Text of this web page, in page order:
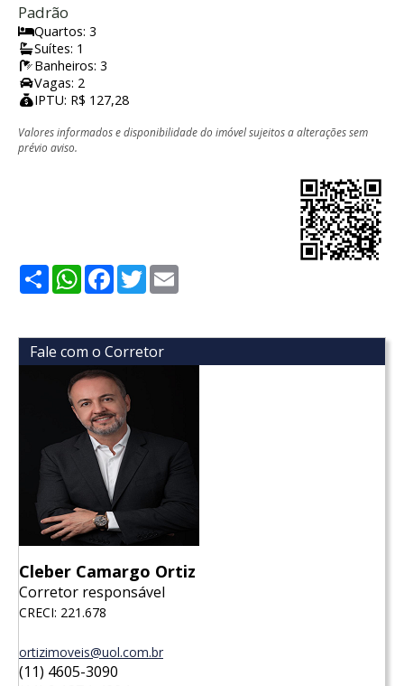
Padrão
Quartos: 3
Suítes: 1
Banheiros: 3
Vagas: 2
IPTU: R$ 127,28
Valores informados e disponibilidade do imóvel sujeitos a alterações sem
prévio aviso.
ShareWhatsApp
Facebook
Twitter
Fale com o Corretor
Cleber Camargo Ortiz
Corretor responsável
CRECI: 221.678
ortizimoveis@uol.com.br
(11) 4605-3090